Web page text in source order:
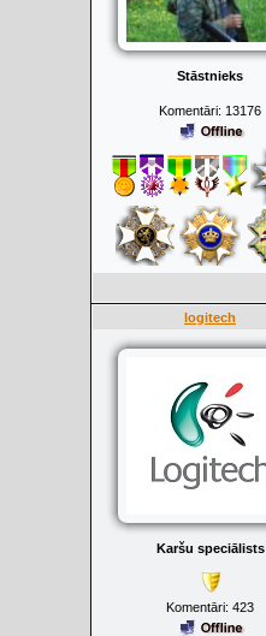
Stāstnieks
Komentāri: 13176
logitech
Karšu speciālists
Komentāri: 423